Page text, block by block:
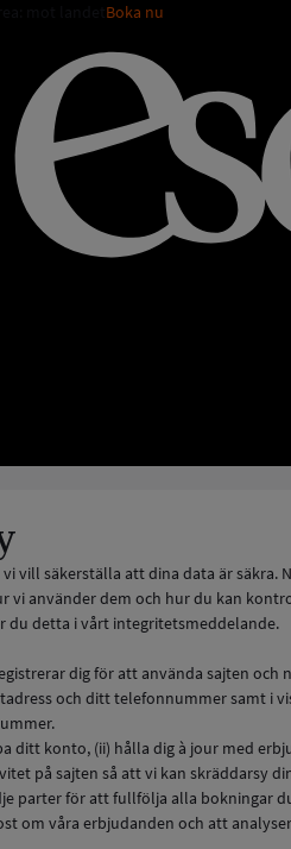
Boka nu
vill säkerställa att dina data är säkra.
vi använder dem och hur du kan
detta i vårt integritetsmeddelande.
dig för att använda sajten och
och ditt telefonnummer samt i
ditt konto, (ii) hålla dig à jour med
på sajten så att vi kan skräddarsy
parter för att fullfölja alla bokningar
om våra erbjudanden och att